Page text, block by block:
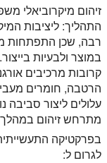
זיהום מיקרוביאלי
התהליך: ליציבות
רבה, שכן התפתחות
במוצר ולבעיות
קרובות מרכיבים
הרטבה, חומרים
עלולים ליצור סביבה
מתרחש זיהום במהלך
בפרקטיקה
לגרום ל: